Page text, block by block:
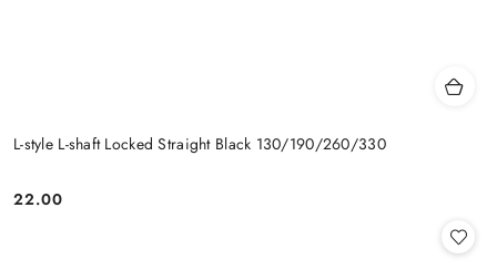
L-style L-shaft Locked Straight Black 130/190/260/330
Cena:
22.00